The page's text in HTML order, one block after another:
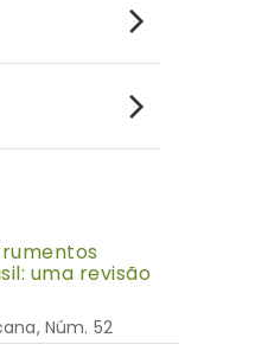
uma revisão
Núm. 52